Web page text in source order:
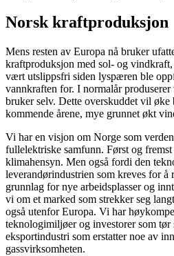
Norsk kraftproduksjon
Mens resten av Europa nå bruker
kraftproduksjon med sol- og
vært utslippsfri siden lyspæren ble
vannkraften for. I normalår
bruker selv. Dette overskuddet vil
kommende årene, mye grunnet økt
Vi har en visjon om Norge som
fullelektriske samfunn. Først og
klimahensyn. Men også fordi den
leverandørindustrien som kreves for å
grunnlag for nye arbeidsplasser og
vi om et marked som strekker seg
også utenfor Europa. Vi har
teknologimiljøer og investorer som tør
eksportindustri som erstatter noe av
gassvirksomheten.